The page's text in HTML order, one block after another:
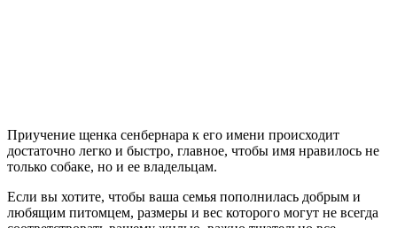
Приучение щенка сенбернара к его имени происходит
достаточно легко и быстро, главное, чтобы имя нравилось не
только собаке, но и ее владельцам.
Если вы хотите, чтобы ваша семья пополнилась добрым и
любящим питомцем, размеры и вес которого могут не всегда